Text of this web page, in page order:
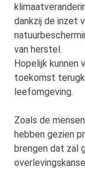
dankzij de inzet
van herstel.
Hopelijk kunnen
toekomst
leefomgeving.
Zoals de
hebben gezien
brengen dat zal